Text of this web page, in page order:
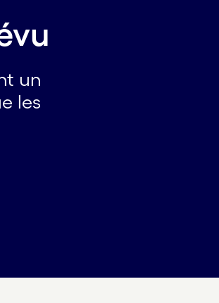
un
les